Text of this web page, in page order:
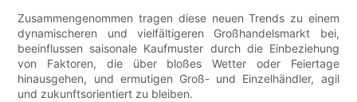
Zusammengenommen tragen diese neuen Trends zu einem
dynamischeren und vielfältigeren Großhandelsmarkt bei,
beeinflussen saisonale Kaufmuster durch die Einbeziehung
von Faktoren, die über bloßes Wetter oder Feiertage
hinausgehen, und ermutigen Groß- und Einzelhändler, agil
und zukunftsorientiert zu bleiben.